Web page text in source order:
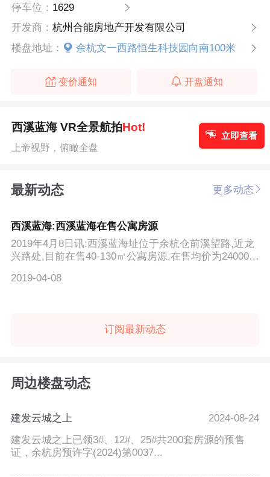
停车位： 1629
开发商：杭州合能房地产开发有限公司
楼盘地址：
余杭文一西路恒生科技园向南100米
变价通知 开盘通知
西溪蓝海 VR全景航拍Hot!
上帝视野，俯瞰全盘
立即查看
最新动态 更多动态
西溪蓝海:西溪蓝海在售公寓房源
2019年4月8日讯:西溪蓝海址位于余杭仓前溪望路,近龙
兴路处,目前在售40-130㎡公寓房源,在售均价为24000-3
2019-04-08
订阅最新动态
周边楼盘动态
建发云城之上
2024-08-24
建发云城之上已领3#、12#、25#共200套房源的预售
证，余杭房预许字(2024)第0037...